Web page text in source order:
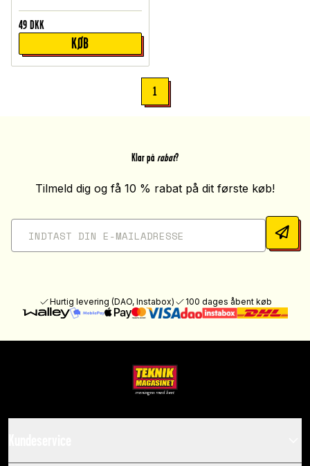
49 DKK
KØB
1
Klar på rabat?
Tilmeld dig og få 10 % rabat på dit første køb!
Hurtig levering (DAO, Instabox) 100 dages åbent køb